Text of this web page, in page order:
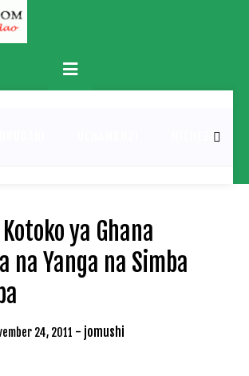
Primary
Menu
MICHEZO
ya Ghana
na Yanga na Simba
24, 2011 - jomushi